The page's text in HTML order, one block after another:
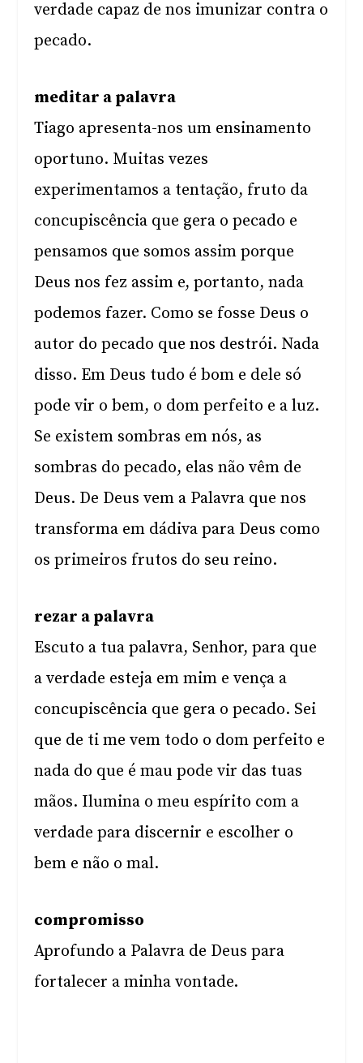
verdade capaz de nos imunizar contra o
pecado.
meditar a palavra
Tiago apresenta-nos um ensinamento
oportuno. Muitas vezes
experimentamos a tentação, fruto da
concupiscência que gera o pecado e
pensamos que somos assim porque
Deus nos fez assim e, portanto, nada
podemos fazer. Como se fosse Deus o
autor do pecado que nos destrói. Nada
disso. Em Deus tudo é bom e dele só
pode vir o bem, o dom perfeito e a luz.
Se existem sombras em nós, as
sombras do pecado, elas não vêm de
Deus. De Deus vem a Palavra que nos
transforma em dádiva para Deus como
os primeiros frutos do seu reino.
rezar a palavra
Escuto a tua palavra, Senhor, para que
a verdade esteja em mim e vença a
concupiscência que gera o pecado. Sei
que de ti me vem todo o dom perfeito e
nada do que é mau pode vir das tuas
mãos. Ilumina o meu espírito com a
verdade para discernir e escolher o
bem e não o mal.
compromisso
Aprofundo a Palavra de Deus para
fortalecer a minha vontade.